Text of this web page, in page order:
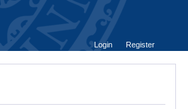
Login
Register